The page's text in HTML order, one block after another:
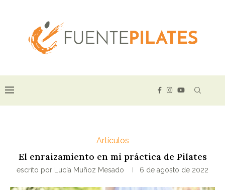
Artículos
El enraizamiento en mi práctica de Pilates
escrito por Lucía Muñoz Mesado 6 de agosto de 2022